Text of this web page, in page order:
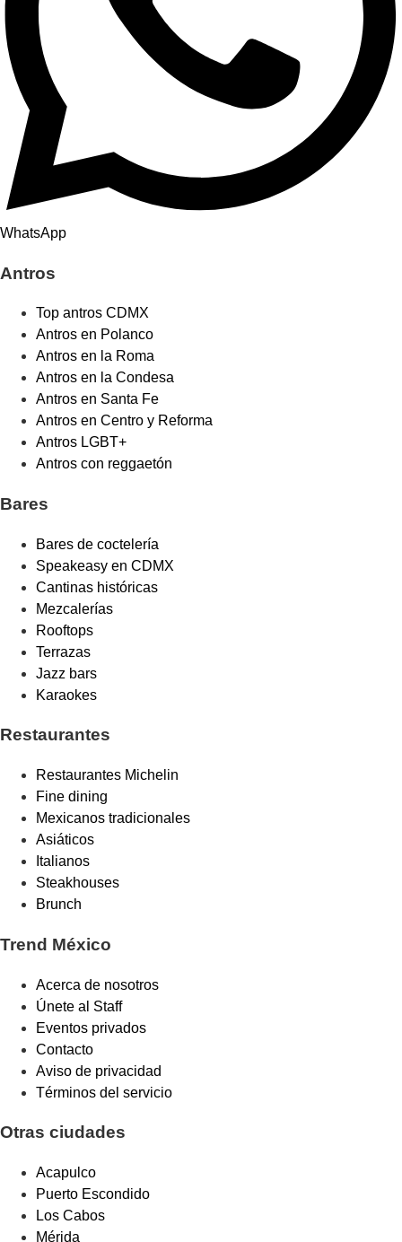
WhatsApp
Antros
Top antros CDMX
Antros en Polanco
Antros en la Roma
Antros en la Condesa
Antros en Santa Fe
Antros en Centro y Reforma
Antros LGBT+
Antros con reggaetón
Bares
Bares de coctelería
Speakeasy en CDMX
Cantinas históricas
Mezcalerías
Rooftops
Terrazas
Jazz bars
Karaokes
Restaurantes
Restaurantes Michelin
Fine dining
Mexicanos tradicionales
Asiáticos
Italianos
Steakhouses
Brunch
Trend México
Acerca de nosotros
Únete al Staff
Eventos privados
Contacto
Aviso de privacidad
Términos del servicio
Otras ciudades
Acapulco
Puerto Escondido
Los Cabos
Mérida